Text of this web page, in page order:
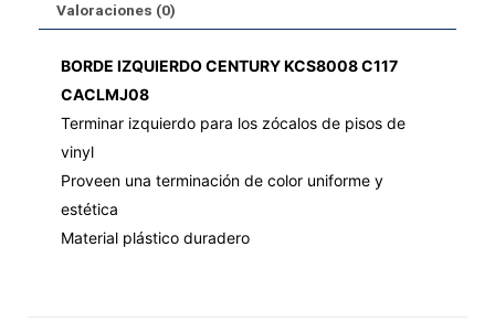
Valoraciones (0)
BORDE IZQUIERDO CENTURY KCS8008 C117
CACLMJ08
Terminar izquierdo para los zócalos de pisos de
vinyl
Proveen una terminación de color uniforme y
estética
Material plástico duradero